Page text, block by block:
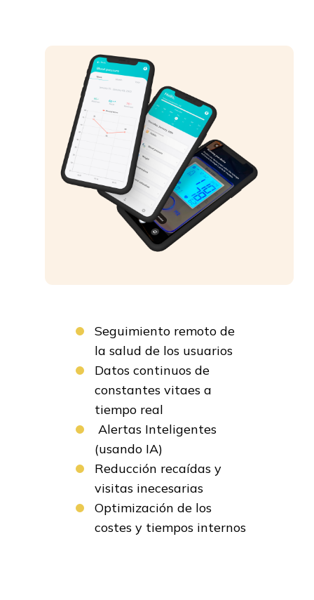
Seguimiento remoto de
la salud de los usuarios
Datos continuos de
constantes vitaes a
tiempo real
Alertas Inteligentes
(usando IA)
Reducción recaídas y
visitas inecesarias
Optimización de los
costes y tiempos internos